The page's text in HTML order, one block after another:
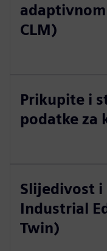
CLM)
Prikupite i
podatke za
Slijedivost i
Industrial
Twin)